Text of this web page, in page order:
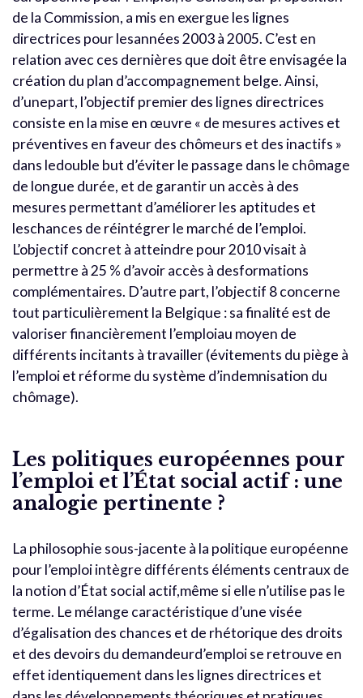
de la Commission, a mis en exergue les lignes
directrices pour lesannées 2003 à 2005. C’est en
relation avec ces dernières que doit être envisagée la
création du plan d’accompagnement belge. Ainsi,
d’unepart, l’objectif premier des lignes directrices
consiste en la mise en œuvre « de mesures actives et
préventives en faveur des chômeurs et des inactifs »
dans ledouble but d’éviter le passage dans le chômage
de longue durée, et de garantir un accès à des
mesures permettant d’améliorer les aptitudes et
leschances de réintégrer le marché de l’emploi.
L’objectif concret à atteindre pour 2010 visait à
permettre à 25 % d’avoir accès à desformations
complémentaires. D’autre part, l’objectif 8 concerne
tout particulièrement la Belgique : sa finalité est de
valoriser financièrement l’emploiau moyen de
différents incitants à travailler (évitements du piège à
l’emploi et réforme du système d’indemnisation du
chômage).
Les politiques européennes pour
l’emploi et l’État social actif : une
analogie pertinente ?
La philosophie sous-jacente à la politique européenne
pour l’emploi intègre différents éléments centraux de
la notion d’État social actif,même si elle n’utilise pas le
terme. Le mélange caractéristique d’une visée
d’égalisation des chances et de rhétorique des droits
et des devoirs du demandeurd’emploi se retrouve en
effet identiquement dans les lignes directrices et